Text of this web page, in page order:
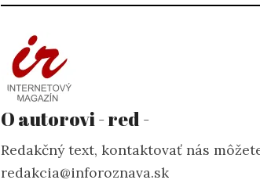
O autorovi - red -
Redakčný text, kontaktovať nás
redakcia@inforoznava.sk